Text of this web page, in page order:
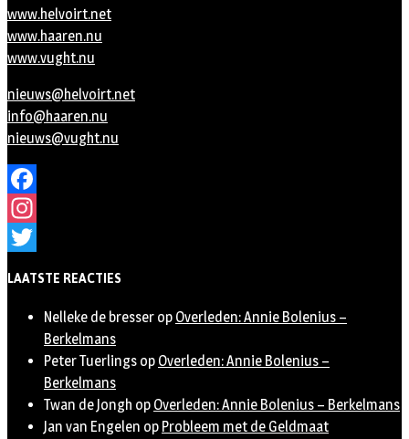
www.helvoirt.net
www.haaren.nu
www.vught.nu
nieuws@helvoirt.net
info@haaren.nu
nieuws@vught.nu
Facebook
Instagram
LAATSTE REACTIES
Nelleke de bresser op Overleden: Annie Bolenius –
Berkelmans
Peter Tuerlings op Overleden: Annie Bolenius –
Berkelmans
Twan de Jongh op Overleden: Annie Bolenius – Berkelmans
Jan van Engelen op Probleem met de Geldmaat